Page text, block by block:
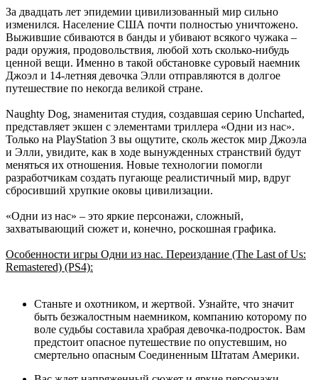
За двадцать лет эпидемии цивилизованный мир сильно
изменился. Население США почти полностью уничтожено.
Выжившие сбиваются в банды и убивают всякого чужака –
ради оружия, продовольствия, любой хоть сколько-нибудь
ценной вещи. Именно в такой обстановке суровый наемник
Джоэл и 14-летняя девочка Элли отправляются в долгое
путешествие по некогда великой стране.
Naughty Dog, знаменитая студия, создавшая серию Uncharted,
представляет экшен с элементами триллера «Одни из нас».
Только на PlayStation 3 вы ощутите, сколь жесток мир Джоэла
и Элли, увидите, как в ходе вынужденных странствий будут
меняться их отношения. Новые технологии помогли
разработчикам создать пугающе реалистичный мир, вдруг
сбросивший хрупкие оковы цивилизации.
«Одни из нас» – это яркие персонажи, сложный,
захватывающий сюжет и, конечно, роскошная графика.
Особенности игры Одни из нас. Переиздание (The Last of Us:
Remastered) (PS4):
Станьте и охотником, и жертвой. Узнайте, что значит
быть безжалостным наемником, компанию которому по
воле судьбы составила храбрая девочка-подросток. Вам
предстоит опасное путешествие по опустевшим, но
смертельно опасным Соединенным Штатам Америки.